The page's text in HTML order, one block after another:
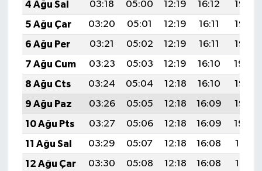
4 Ağu Sal
03:18 05:00 12:19 16:12
19:28
5 Ağu Çar
03:20 05:01 12:19 16:11
19:26
6 Ağu Per
03:21 05:02 12:19 16:11
19:25
7 Ağu Cum
03:23 05:03 12:19 16:10
19:24
8 Ağu Cts
03:24 05:04 12:18 16:10
19:23
9 Ağu Paz
03:26 05:05 12:18 16:09
19:22
10 Ağu Pts
03:27 05:06 12:18 16:09
19:20
11 Ağu Sal
03:29 05:07 12:18 16:08
19:19
12 Ağu Çar
03:30 05:08 12:18 16:08
19:18